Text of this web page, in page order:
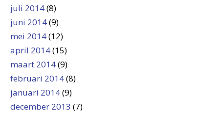
juli 2014(8)
juni 2014(9)
mei 2014(12)
april 2014(15)
maart 2014(9)
februari 2014(8)
januari 2014(9)
december 2013 (7)